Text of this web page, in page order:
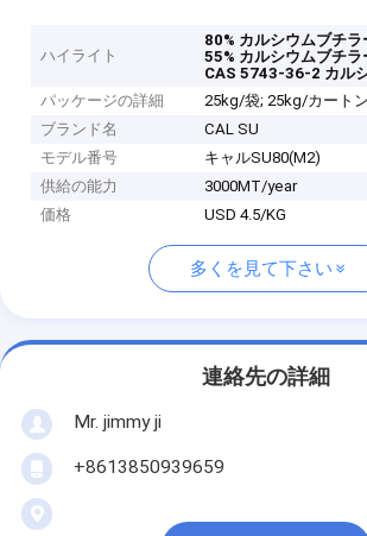
ハイライト
80% カルシウムブチラ
55% カルシウムブチラ
CAS 5743-36-2 カル
パッケージの詳細
25kg/袋; 25kg/カートン
ブランド名
CAL SU
モデル番号
キャルSU80(M2)
供給の能力
3000MT/year
価格
USD 4.5/KG
多くを見て下さい
連絡先の詳細
Mr. jimmy ji
+8613850939659